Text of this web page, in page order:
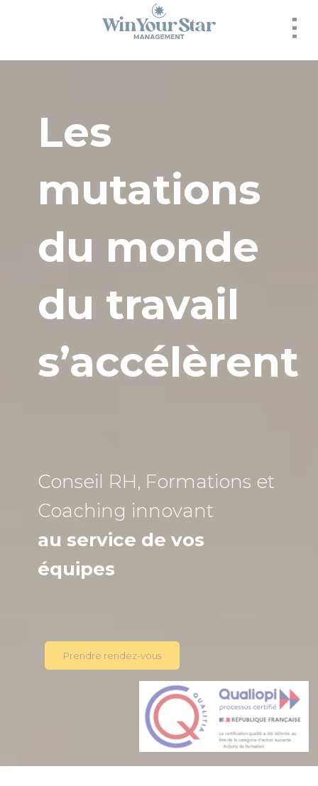
Les
mutations
du monde
du travail
s’accélèrent
Conseil RH, Formations et
Coaching innovant
au service de vos
équipes
Prendre rendez-vous